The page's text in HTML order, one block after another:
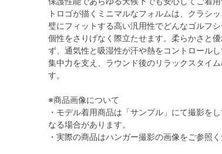
トロゴが描くミニマルなフォルムは、クラシ
璧にフィットする高い汎用性でどんなゴルフ
個性をさりげなく際立たせます。柔らかさと
ず、通気性と吸湿性が汗や熱をコントロール
集中力を支え、ラウンド後のリラックスタイ
す。
※商品画像について
・モデル着用商品は「サンプル」にて撮影を
なる場合があります。
・実際の商品はハンガー撮影の画像をご参照く